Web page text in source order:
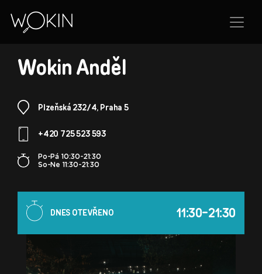
POBOČKA
Wokin Anděl
Plzeňská 232/4, Praha 5
+420 725 523 593
Po-Pá 10:30-21:30
So-Ne 11:30-21:30
DNES OTEVŘENO 11:30-21:30